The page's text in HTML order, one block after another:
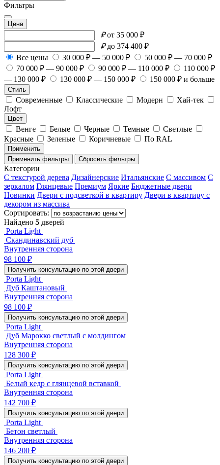
Фильтры
Цена
₽ от 35 000 ₽
₽ до 374 400 ₽
Все цены
30 000 ₽ — 50 000 ₽
50 000 ₽ — 70 000 ₽
70 000 ₽ — 90 000 ₽
90 000 ₽ — 110 000 ₽
110 000 ₽
— 130 000 ₽
130 000 ₽ — 150 000 ₽ 150 000 ₽ и больше
Стиль
Современные Классические Модерн
Хай-тек
Лофт
Цвет
Венге Белые Черные Темные
Светлые
Красные
Зеленые Коричневые По RAL
Применить
Применить фильтры
Сбросить фильтры
Категории
С текстурой дерева Дизайнерские Итальянские С массивом С
зеркалом Глянцевые Премиум Яркие Бюджетные двери
Новинки Двери с подсветкой в квартиру Двери в квартиру с
декором из массива
Сортировать:
Найдено 5 дверей
Porta Light
Скандинавский дуб
Внутренняя сторона
98 100 ₽
Получить консультацию по этой двери
Porta Light
Дуб Каштановый
Внутренняя сторона
98 100 ₽
Получить консультацию по этой двери
Porta Light
Дуб Марокко светлый с молдингом
Внутренняя сторона
128 300 ₽
Получить консультацию по этой двери
Porta Light
Белый кедр с глянцевой вставкой
Внутренняя сторона
142 700 ₽
Получить консультацию по этой двери
Porta Light
Бетон светлый
Внутренняя сторона
146 200 ₽
Получить консультацию по этой двери